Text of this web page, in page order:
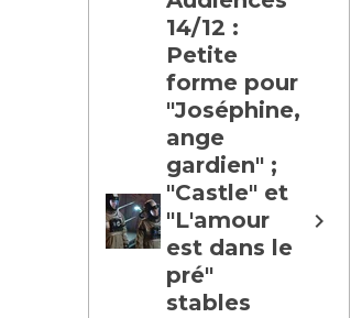
14/12 :
Petite
forme pour
"Joséphine,
ange
gardien" ;
"Castle" et
"L'amour
est dans le
pré"
stables